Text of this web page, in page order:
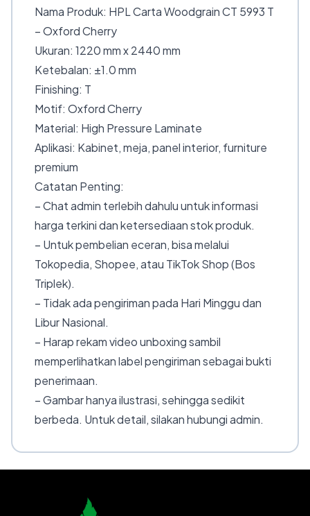
Nama Produk: HPL Carta Woodgrain CT 5993 T
– Oxford Cherry
Ukuran: 1220 mm x 2440 mm
Ketebalan: ±1.0 mm
Finishing: T
Motif: Oxford Cherry
Material: High Pressure Laminate
Aplikasi: Kabinet, meja, panel interior, furniture
premium
Catatan Penting:
– Chat admin terlebih dahulu untuk informasi
harga terkini dan ketersediaan stok produk.
– Untuk pembelian eceran, bisa melalui
Tokopedia, Shopee, atau TikTok Shop (Bos
Triplek).
– Tidak ada pengiriman pada Hari Minggu dan
Libur Nasional.
– Harap rekam video unboxing sambil
memperlihatkan label pengiriman sebagai bukti
penerimaan.
– Gambar hanya ilustrasi, sehingga sedikit
berbeda. Untuk detail, silakan hubungi admin.